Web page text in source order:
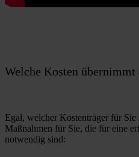
Welche Kosten übernimmt
Egal, welcher Kostenträger für
Maßnahmen für Sie, die für eine
notwendig sind: